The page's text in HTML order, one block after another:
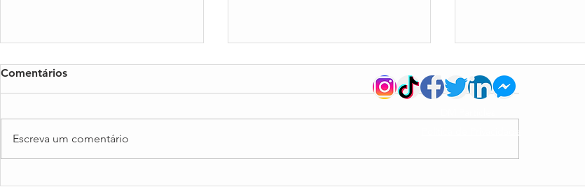
Comentários
Escreva um comentário
Política de Privacidade